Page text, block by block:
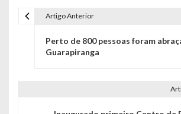
Artigo Anterior
Perto de 800 pessoas foram
Guarapiranga